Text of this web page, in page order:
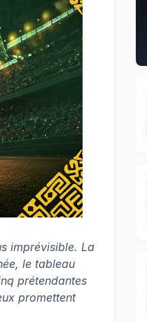
imprévisible. La
le tableau
prétendantes
promettent